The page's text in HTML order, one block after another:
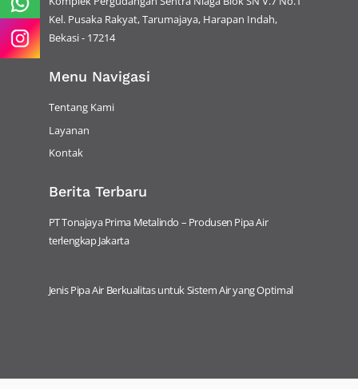
Kel. Pusaka Rakyat, Tarumajaya, Harapan Indah,
Bekasi - 17214
Menu Navigasi
Tentang Kami
Layanan
Kontak
Berita Terbaru
PT Tonajaya Prima Metalindo – Produsen Pipa Air
terlengkap Jakarta
Jenis Pipa Air Berkualitas untuk Sistem Air yang Optimal